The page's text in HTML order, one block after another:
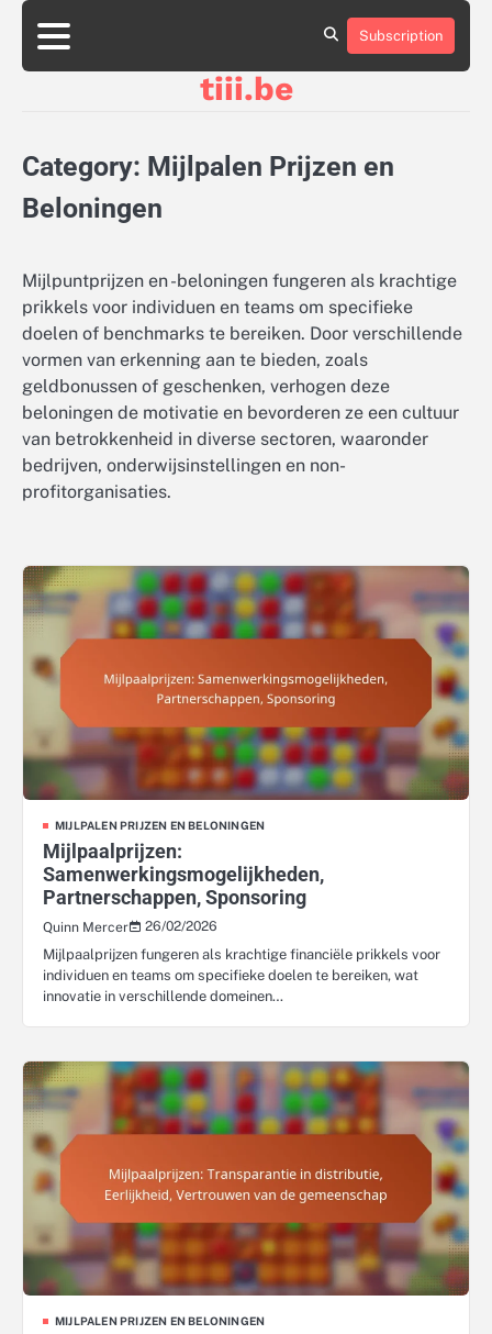
Skip
content
About
Contact
Cookie
Privacy
Sitemap
Terms
Subscription
tiii.be
Category: Mijlpalen Prijzen en
Beloningen
Mijlpuntprijzen en -beloningen fungeren als krachtige
prikkels voor individuen en teams om specifieke
doelen of benchmarks te bereiken. Door verschillende
vormen van erkenning aan te bieden, zoals
geldbonussen of geschenken, verhogen deze
beloningen de motivatie en bevorderen ze een cultuur
van betrokkenheid in diverse sectoren, waaronder
bedrijven, onderwijsinstellingen en non-
profitorganisaties.
MIJLPALEN PRIJZEN EN BELONINGEN
Mijlpaalprijzen:
Samenwerkingsmogelijkheden,
Partnerschappen, Sponsoring
Quinn Mercer
26/02/2026
Mijlpaalprijzen fungeren als krachtige financiële prikkels voor
individuen en teams om specifieke doelen te bereiken, wat
innovatie in verschillende domeinen…
MIJLPALEN PRIJZEN EN BELONINGEN